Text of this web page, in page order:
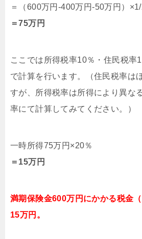
＝（600万円-400万円-50万円）
＝75万円
ここでは所得税率10％・住民税率
で計算を行います。（住民税率は
すが、所得税率は所得により異な
率にて計算してみてください。）
一時所得75万円×20％
＝15万円
満期保険金600万円にかかる税金
15万円。